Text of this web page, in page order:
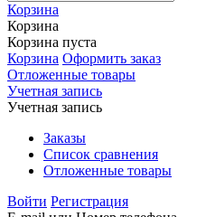
Корзина
Корзина
Корзина пуста
Корзина Оформить заказ
Отложенные товары
Учетная запись
Учетная запись
Заказы
Список сравнения
Отложенные товары
Войти Регистрация